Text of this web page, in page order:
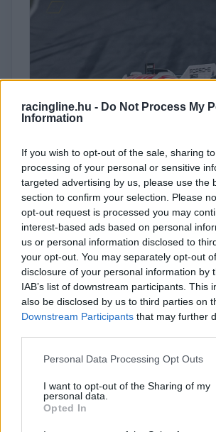
racingline.hu - Do Not Process My
Information
If you wish to opt-out of the sale, sharing
processing of your personal or sensitive
targeted advertising by us, please use the
section to confirm your selection. Please
opt-out request is processed you may
interest-based ads based on personal
us or personal information disclosed to
your opt-out. You may separately opt-out
disclosure of your personal information by
IAB’s list of downstream participants. This
also be disclosed by us to third parties on
Downstream Participants that may further
Please note that this website/app uses one
not limited to your visit or usage behaviour.
grant or deny consent to Google and its
use your data for below specified purposes
Personal Data Processing Opt Outs
I want to opt-out of the Sharing of my
personal data.
Opted In
Megtekintés az X-en
Ami a zárófutamot illeti, a 10 óra
a végül győztes 31-es Cadillac
a pályán, de vissza kellett
hogy meglegyen az első hely, és
2024-es, a Chip Ganassi Racing
Petit Le Mans-címet. A második